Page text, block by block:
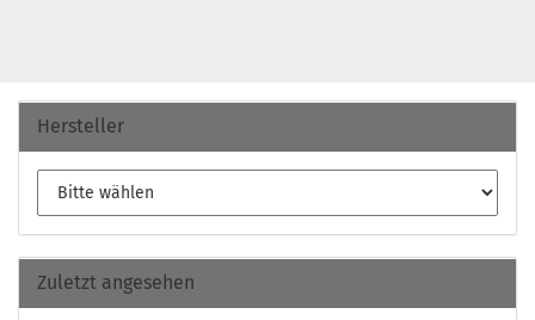
Hersteller
Zuletzt angesehen